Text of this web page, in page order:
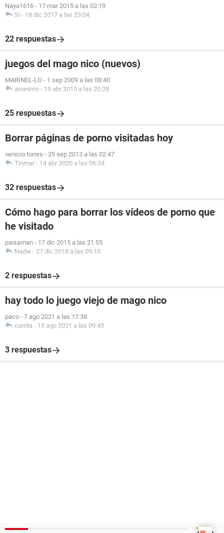
Naya1616 - 17 mar 2015 a las 02:19
Si - 18 dic 2017 a las 23:04
22 respuestas
juegos del mago nico (nuevos)
MARINEL-LO - 1 sep 2009 a las 08:40
anonimo - 19 abr 2010 a las 20:28
25 respuestas
Borrar páginas de porno visitadas hoy
venicio torres - 29 sep 2013 a las 02:47
Tinmar - 14 abr 2020 a las 06:34
32 respuestas
Cómo hago para borrar los vídeos de porno que
he visitado
paisaman - 17 dic 2015 a las 21:55
Nadie - 27 dic 2018 a las 09:10
2 respuestas
hay todo lo juego viejo de mago nico
paco - 7 ago 2021 a las 17:38
currita - 15 ago 2021 a las 09:43
3 respuestas